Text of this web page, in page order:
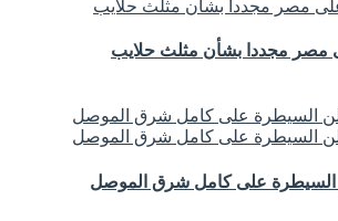
مصر مجددا بشأن مثلث حلايب
السيطرة على كامل شرق الموصل